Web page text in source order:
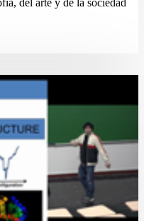
del arte y de la sociedad